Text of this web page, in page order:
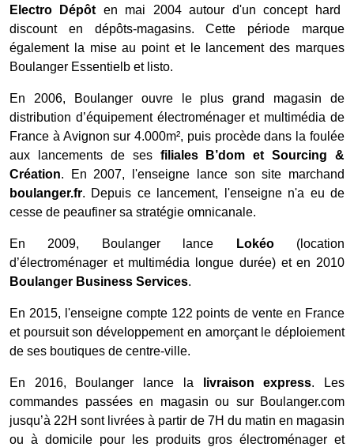
Electro Dépôt en mai 2004 autour d'un concept hard
discount en dépôts-magasins. Cette période marque
également la mise au point et le lancement des marques
Boulanger Essentielb et listo.
En 2006, Boulanger ouvre le plus grand magasin de
distribution d’équipement électroménager et multimédia de
France à Avignon sur 4.000m², puis procède dans la foulée
aux lancements de ses filiales B’dom et Sourcing &
Création. En 2007, l'enseigne lance son site marchand
boulanger.fr. Depuis ce lancement, l'enseigne n'a eu de
cesse de peaufiner sa stratégie omnicanale.
En 2009, Boulanger lance Lokéo(location
d’électroménager et multimédia longue durée) et en 2010
Boulanger Business Services.
En 2015, l'enseigne compte 122 points de vente en France
et poursuit son développement en amorçant le déploiement
de ses boutiques de centre-ville.
En 2016, Boulanger lance la livraison express. Les
commandes passées en magasin ou sur Boulanger.com
jusqu’à 22H sont livrées à partir de 7H du matin en magasin
ou à domicile pour les produits gros électroménager et